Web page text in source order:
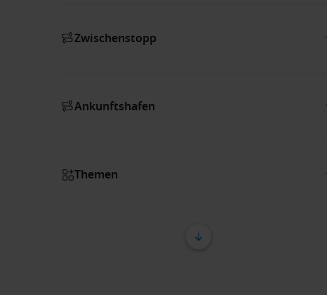
Zwischenstopp
Ankunftshafen
Themen